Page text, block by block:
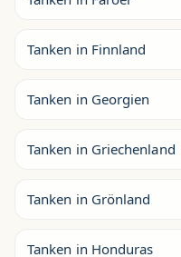
Tanken in Finnland
Tanken in Georgien
Tanken in Griechenland
Tanken in Grönland
Tanken in Honduras